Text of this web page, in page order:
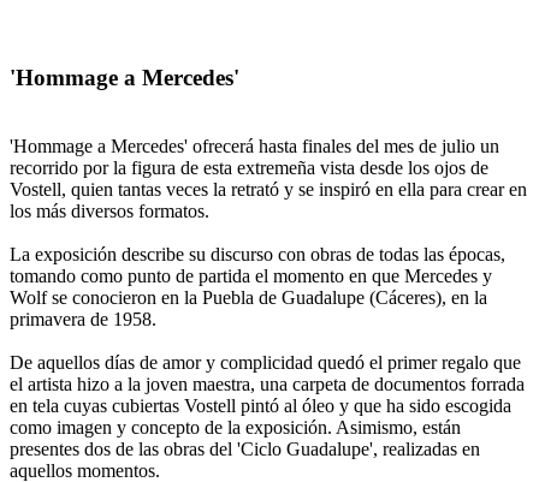
'Hommage a Mercedes'
'Hommage a Mercedes' ofrecerá hasta finales del mes de julio un
recorrido por la figura de esta extremeña vista desde los ojos de
Vostell, quien tantas veces la retrató y se inspiró en ella para crear en
los más diversos formatos.
La exposición describe su discurso con obras de todas las épocas,
tomando como punto de partida el momento en que Mercedes y
Wolf se conocieron en la Puebla de Guadalupe (Cáceres), en la
primavera de 1958.
De aquellos días de amor y complicidad quedó el primer regalo que
el artista hizo a la joven maestra, una carpeta de documentos forrada
en tela cuyas cubiertas Vostell pintó al óleo y que ha sido escogida
como imagen y concepto de la exposición. Asimismo, están
presentes dos de las obras del 'Ciclo Guadalupe', realizadas en
aquellos momentos.